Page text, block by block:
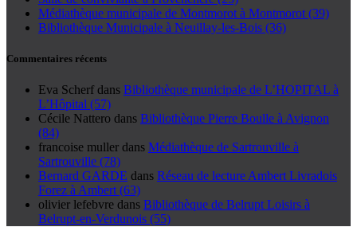
Médiathèque municipale de Montmorot à Montmorot (39)
Bibliothèque Municipale à Neuillay-les-Bois (36)
Commentaires récents
Eva Scherf dans Bibliothèque municipale de L’HOPITAL à
L’Hôpital (57)
Cécile Nattero dans Bibliothèque Pierre Boulle à Avignon
(84)
francoise muller dans Médiathèque de Sartrouville à
Sartrouville (78)
Bernard GARDE dans Réseau de lecture Ambert Livradois
Forez à Ambert (63)
olivier lefebvre dans Bibliothèque de Belrupt Loisirs à
Belrupt-en-Verdunois (55)